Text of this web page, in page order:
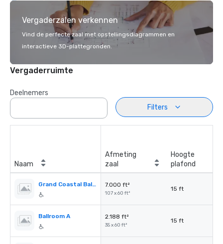
Vergaderzalen verkennen
Vind de perfecte zaal met opstellingsdiagrammen en
interactieve 3D-plattegronden.
Vergaderruimte
Deelnemers
Filters
Naam
Afmeting
zaal
Hoogte
plafond
Grand Coastal Ballroom 7.000 ft²
107 x 60 ft²
15 ft
Ballroom A 2.188 ft²
35 x 60 ft²
15 ft